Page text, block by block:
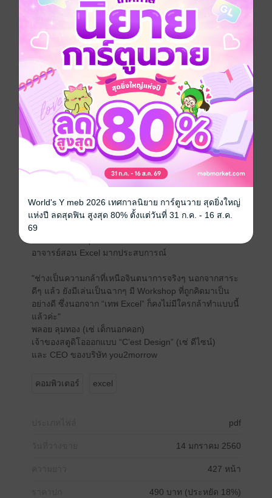
ศักดา สรรพปัญญาวงศ์ CFP
ผู้ก่อตั้งเว็บไซต์ www.a-academy.net
"หากเข้าใจการใช้งานสูตร Array ได้เป็นอย่างดีแล้ว ท่าน
จะเป็นสุดยอดจอมเวทที่พร้อมจะร่ายเวทเป็นสูตร Excel อัน
ทรงพลังเพื่อหาคำตอบได้อย่างแทบจะไร้ขีดจำกัด"
สันติพงศ์ ณสุย
Excel MVP
"หนังสือเล่มนี้เหมาะสำหรับผู้เริ่มต้นศึกษาการใช้สูตร
อาร์เรย์ รวมถึงผู้อ่านที่ต้องการแสวงหาความแตกต่างของ
หนังสือสูตรและฟังก์ชันเล่มอื่นที่วางขายในประเทศไทย"
ณัฐศิระ เยาวสุต
Excel MVP คนแรกของประเทศไทย
"ความมหัศจรรย์ของสูตร Excel ขั้นสูง เปรียบเสมือน
เวทมนตร์อันน่าพิศวง อะไรที่เคยคิดว่าเป็นไปไม่ได้ อาจจะ
สามารถแก้ไขได้ในพริบตา"
อาจารย์สอน Excel มากประสบการณ์
"ช่างเป็นความกล้าที่เหนือจินตนาการจริงๆ นอกจากสาระ
ดีๆ แล้ว ยังมีเล่นเป็นฉากๆ มี Workshop ที่ถูกคิดมาเป็น
อย่างดี ซึ่งนอกจาก “เทพ Excel” ก็คงไม่มีใครกล้าทำแบบนี้
แล้วค่ะ"
พลอย ลุมทอง (เซ่ เด็กนอกคอก)
เจ้าของสตูดิโอออกแบบ “C’est Design” (เซ่ ดีไซน์)
และ CEO ของบริษัท you2morrow
คอมพิวเตอร์ excel
pdf
14 มกราคม 2560
427 หน้า
490 บาท (ประหยัด 18%)
World's Y meb 2026 เทศกาลนิยาย การ์ตูนวาย สุดยิ่งใหญ่
แห่งปี ลดสุดฟิน สูงสุด 80% ตั้งแต่วันที่ 31 ก.ค. - 16 ส.ค.
69